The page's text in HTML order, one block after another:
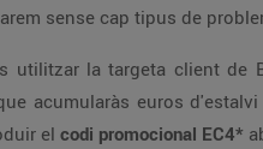
sense cap tipus de
utilitzar la targeta client de
acumularàs euros
el codi promocional EC4*